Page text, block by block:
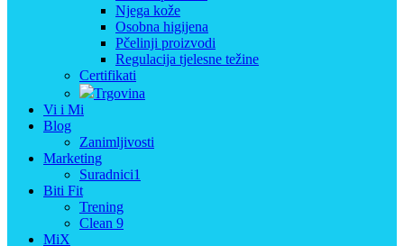
Njega kože
Osobna higijena
Pčelinji proizvodi
Regulacija tjelesne težine
Certifikati
Trgovina
Vi i Mi
Blog
Zanimljivosti
Marketing
Suradnici1
Biti Fit
Trening
Clean 9
MiX